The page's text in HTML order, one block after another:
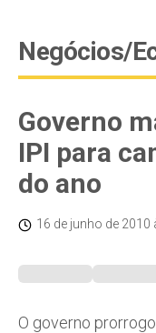
Negócios/
Governo
IPI para
do ano
16 de junho de 2010
O governo